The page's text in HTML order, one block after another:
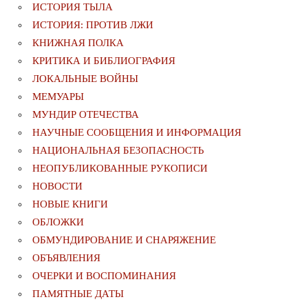
ИСТОРИЯ ТЫЛА
ИСТОРИЯ: ПРОТИВ ЛЖИ
КНИЖНАЯ ПОЛКА
КРИТИКА И БИБЛИОГРАФИЯ
ЛОКАЛЬНЫЕ ВОЙНЫ
МЕМУАРЫ
МУНДИР ОТЕЧЕСТВА
НАУЧНЫЕ СООБЩЕНИЯ И ИНФОРМАЦИЯ
НАЦИОНАЛЬНАЯ БЕЗОПАСНОСТЬ
НЕОПУБЛИКОВАННЫЕ РУКОПИСИ
НОВОСТИ
НОВЫЕ КНИГИ
ОБЛОЖКИ
ОБМУНДИРОВАНИЕ И СНАРЯЖЕНИЕ
ОБЪЯВЛЕНИЯ
ОЧЕРКИ И ВОСПОМИНАНИЯ
ПАМЯТНЫЕ ДАТЫ